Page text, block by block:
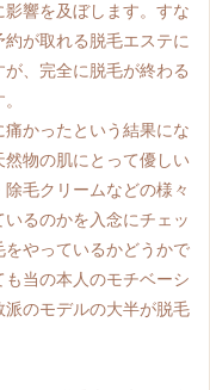
響を及ぼします。すな
が取れる脱毛エステに
、完全に脱毛が終わる
かったという結果にな
物の肌にとって優しい
毛クリームなどの様々
るのかを入念にチェッ
やっているかどうかで
当の本人のモチベーシ
のモデルの大半が脱毛